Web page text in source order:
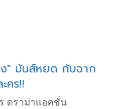
" มันส์หยด กับฉาก
คร!!
ดราม่าแอคชั่น